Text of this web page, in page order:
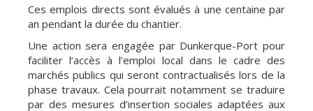
Ces emplois directs sont évalués à une centaine par
an pendant la durée du chantier.
Une action sera engagée par Dunkerque-Port pour
faciliter l’accès à l’emploi local dans le cadre des
marchés publics qui seront contractualisés lors de la
phase travaux. Cela pourrait notamment se traduire
par des mesures d’insertion sociales adaptées aux